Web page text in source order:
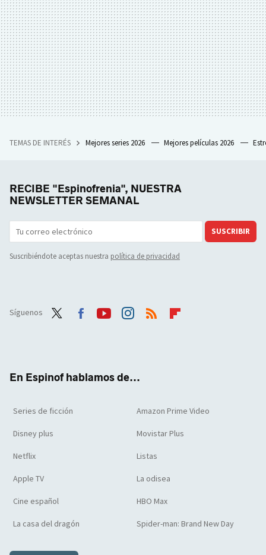
TEMAS DE INTERÉS Mejores series 2026 Mejores películas 2026
RECIBE "Espinofrenia", NUESTRA
NEWSLETTER SEMANAL
SUSCRIBIR
Suscribiéndote aceptas nuestra política de privacidad
Síguenos
En Espinof hablamos de...
Series de ficción Amazon Prime Video
Disney plus Movistar Plus
Netflix Listas
Apple TV La odisea
Cine español HBO Max
La casa del dragón Spider-man: Brand New Day